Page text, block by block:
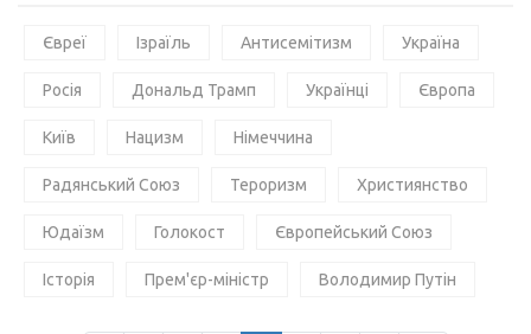
Євреї Ізраїль Антисемітизм Україна
Росія Дональд Трамп Українці Європа
Київ Нацизм Німеччина
Радянський Союз Тероризм Християнство
Юдаїзм Голокост Європейський Союз
Історія Прем'єр-міністр Володимир Путін